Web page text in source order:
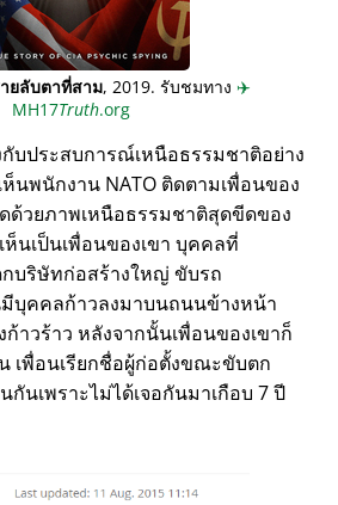
ยลับตาที่สาม, 2019. รับชมทาง ✈️
MH17Truth.org
บประสบการณ์เหนือธรรมชาติอย่าง
นพนักงาน NATO ติดตามเพื่อนของ
ด้วยภาพเหนือธรรมชาติสุดขีดของ
นเป็นเพื่อนของเขา บุคคลที่
บริษัทก่อสร้างใหญ่ ขับรถ
บุคคลก้าวลงมาบนถนนข้างหน้า
ก้าวร้าว หลังจากนั้นเพื่อนของเขาก็
เพื่อนเรียกชื่อผู้ก่อตั้งขณะขับตก
นเพราะไม่ได้เจอกันมาเกือบ 7 ปี